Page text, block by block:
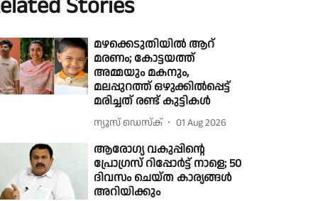
മഴക്കെടുതിയില്‍ ആറ്
മരണം; കോട്ടയത്ത്
അമ്മയും മകനും,
മലപ്പുറത്ത് ഒഴുക്കില്‍പ്പെട്ട്
മരിച്ചത് രണ്ട് കുട്ടികള്‍
ന്യൂസ് ഡെസ്ക് 01 Aug 2026
ആരോഗ്യ വകുപ്പിന്റെ
പ്രോഗ്രസ് റിപ്പോര്‍ട്ട് നാളെ; 50
ദിവസം ചെയ്ത കാര്യങ്ങള്‍
അറിയിക്കും